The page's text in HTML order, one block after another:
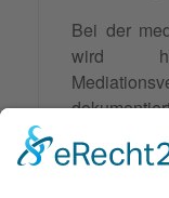
Bei der
wird